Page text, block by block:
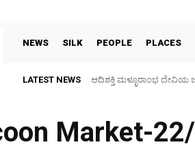
NEWS SILK PEOPLE PLACES
LATEST NEWS 30 ವರ್ಷಗಳ ಬಳಿಕ
Market-